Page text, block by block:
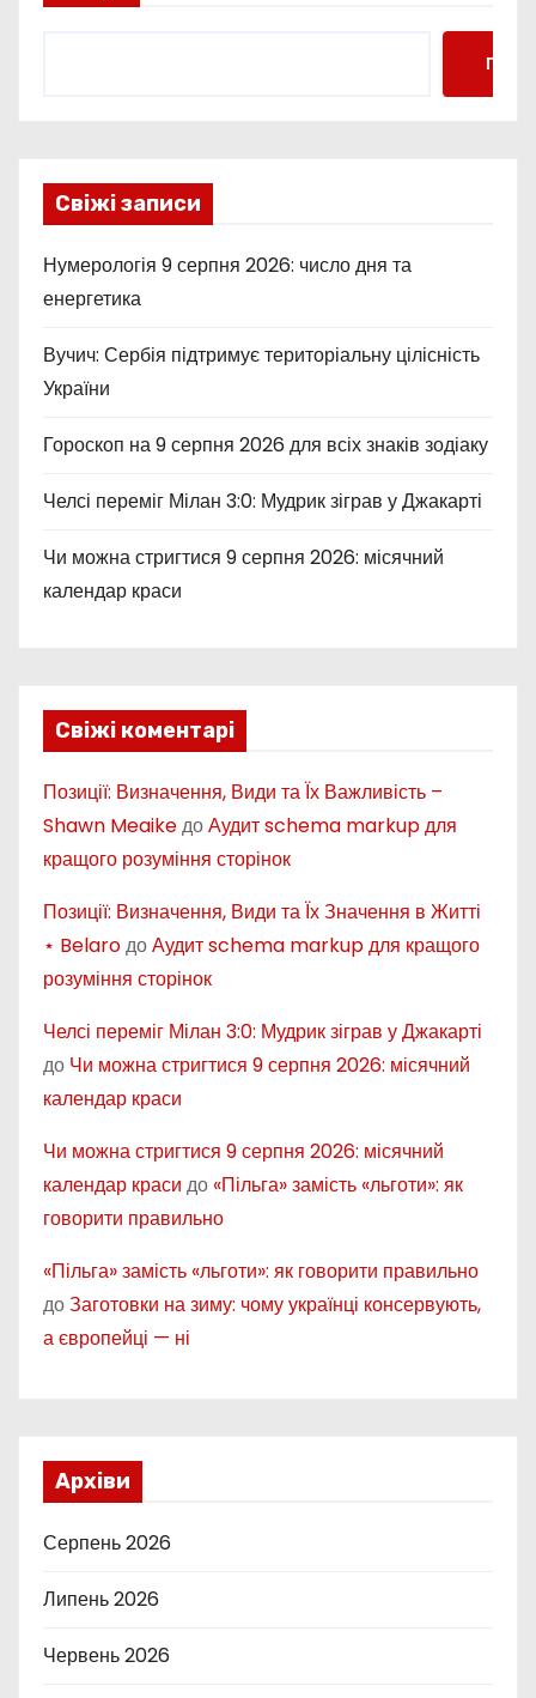
Свіжі записи
Нумерологія 9 серпня 2026: число дня та
енергетика
Вучич: Сербія підтримує територіальну цілісність
України
Гороскоп на 9 серпня 2026 для всіх знаків зодіаку
Челсі переміг Мілан 3:0: Мудрик зіграв у Джакарті
Чи можна стригтися 9 серпня 2026: місячний
календар краси
Свіжі коментарі
Позиції: Визначення, Види та Їх Важливість –
Shawn MeaikeдоАудит schema markup для
кращого розуміння сторінок
Позиції: Визначення, Види та Їх Значення в Житті
⋆ BelaroдоАудит schema markup для кращого
розуміння сторінок
Челсі переміг Мілан 3:0: Мудрик зіграв у Джакарті
до Чи можна стригтися 9 серпня 2026: місячний
календар краси
Чи можна стригтися 9 серпня 2026: місячний
календар краси до «Пільга» замість «льготи»: як
говорити правильно
«Пільга» замість «льготи»: як говорити правильно
доЗаготовки на зиму: чому українці консервують,
а європейці — ні
Архіви
Серпень 2026
Липень 2026
Червень 2026